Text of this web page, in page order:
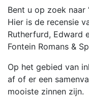
Bent u op zoek naar
Hier is de recensie
Rutherfurd, Edward
Fontein Romans &
Op het gebied van
af of er een
mooiste zinnen zijn.